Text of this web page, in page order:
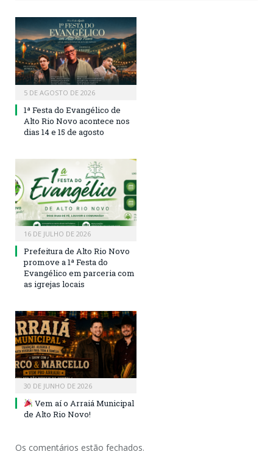
5 DE AGOSTO DE 2026
1ª Festa do Evangélico de
Alto Rio Novo acontece nos
dias 14 e 15 de agosto
16 DE JULHO DE 2026
Prefeitura de Alto Rio Novo
promove a 1ª Festa do
Evangélico em parceria com
as igrejas locais
30 DE JUNHO DE 2026
Vem aí o Arraiá Municipal
de Alto Rio Novo!
Os comentários estão fechados.